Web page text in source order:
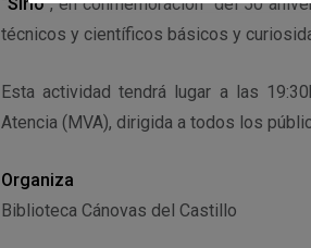
técnicos y científicos básicos y
Esta actividad tendrá lugar a las
Atencia (MVA), dirigida a todos los
Organiza
Biblioteca Cánovas del Castillo